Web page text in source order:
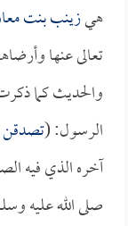
هيزينب بنت
تعالى عنها
والحديث كما
الرسول: (
آخره الذي فيه
صلى الله عليه